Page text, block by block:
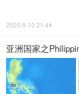
2025-9-10 21:44
亚洲国家之